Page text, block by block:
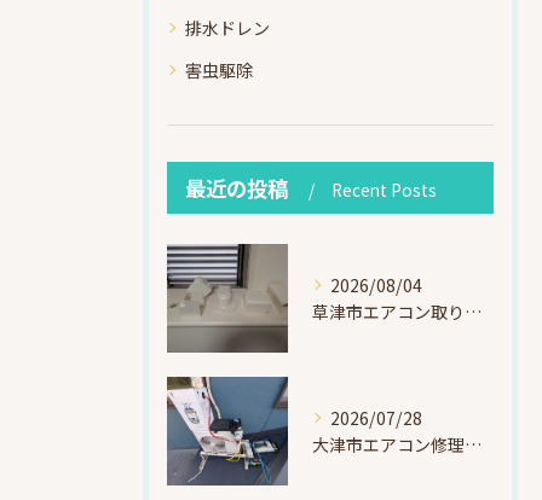
排水ドレン
害虫駆除
最近の投稿 Recent Posts
2026/08/04
草津市エアコン取り付け｜お客様取り外し済・化粧カバー再利用（ダイキン S225ATES・アウルコート草津）
2026/07/28
大津市エアコン修理｜冷媒漏れを特定！高所作業で東芝RAS-F221ARTを修理・ガスチャージ